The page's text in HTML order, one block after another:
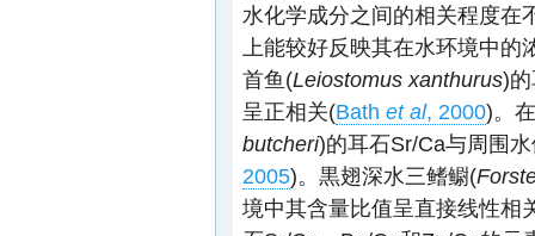
水化学成分之间的相关程度在
上能较好反映其在水环境中
首鱼(Leiostomus xanthurus)
呈正相关(Bath et al, 2000)。
butcheri)的耳石Sr/Ca与周围
2005)。黒翅深水三鳍鳚(
境中其含量比值呈直接线性相